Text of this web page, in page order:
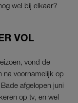
wel bij elkaar?
VOL
vond de
na voornamelijk op
afgelopen juni
op tv, en wel